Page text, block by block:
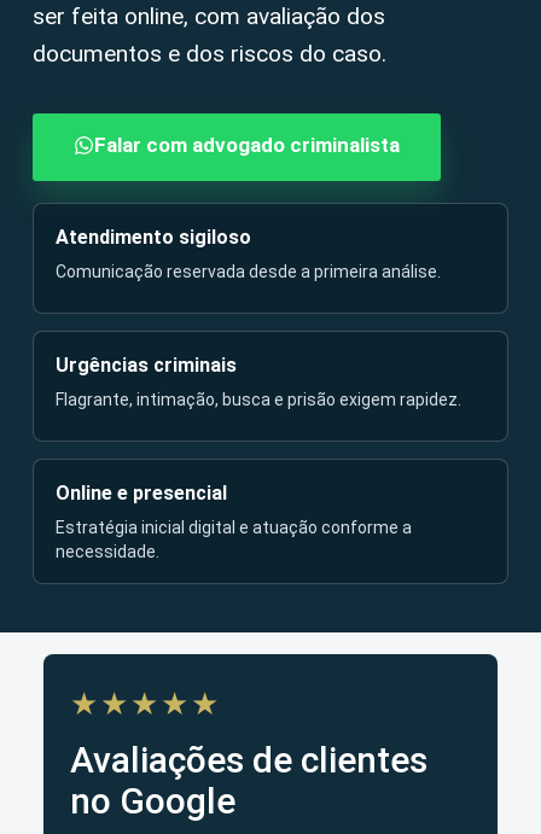
ser feita online, com avaliação dos
documentos e dos riscos do caso.
Falar com advogado criminalista
Atendimento sigiloso
Comunicação reservada desde a primeira análise.
Urgências criminais
Flagrante, intimação, busca e prisão exigem rapidez.
Online e presencial
Estratégia inicial digital e atuação conforme a
necessidade.
★★★★★
Avaliações de clientes
no Google